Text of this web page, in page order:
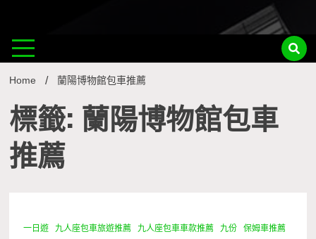
Home 蘭陽博物館包車推薦
標籤: 蘭陽博物館包車
推薦
1 Minute
一日遊 九人座包車旅遊推薦 九人座包車車款推薦 九份
保姆車推薦